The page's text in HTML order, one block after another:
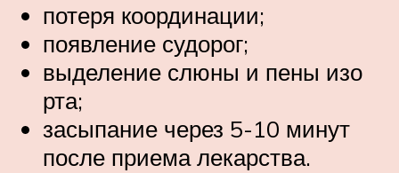
потеря координации;
появление судорог;
выделение слюны и пены изо
рта;
засыпание через 5-10 минут
после приема лекарства.